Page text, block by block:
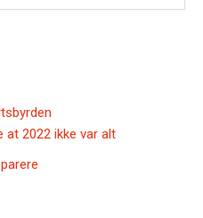
at 2022 ikke var alt